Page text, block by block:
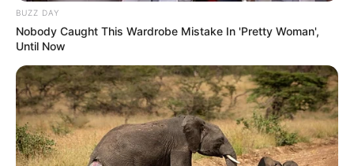
BUZZ DAY
Nobody Caught This Wardrobe Mistake In 'Pretty Woman',
Until Now